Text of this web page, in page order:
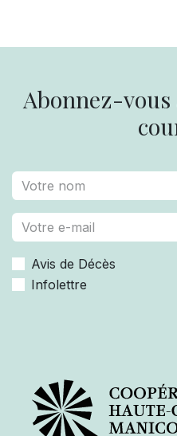
Abonnez-
Avis de Décès
Infolettre